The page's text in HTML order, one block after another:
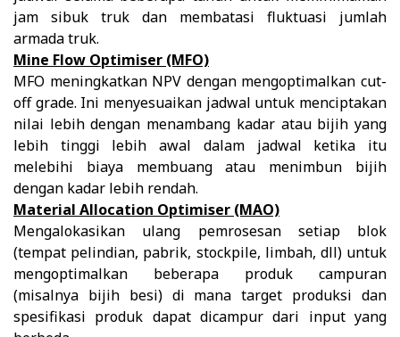
jam sibuk truk dan membatasi fluktuasi jumlah
armada truk.
Mine Flow Optimiser (MFO)
MFO meningkatkan NPV dengan mengoptimalkan cut-
off grade. Ini menyesuaikan jadwal untuk menciptakan
nilai lebih dengan menambang kadar atau bijih yang
lebih tinggi lebih awal dalam jadwal ketika itu
melebihi biaya membuang atau menimbun bijih
dengan kadar lebih rendah.
Material Allocation Optimiser (MAO)
Mengalokasikan ulang pemrosesan setiap blok
(tempat pelindian, pabrik, stockpile, limbah, dll) untuk
mengoptimalkan beberapa produk campuran
(misalnya bijih besi) di mana target produksi dan
spesifikasi produk dapat dicampur dari input yang